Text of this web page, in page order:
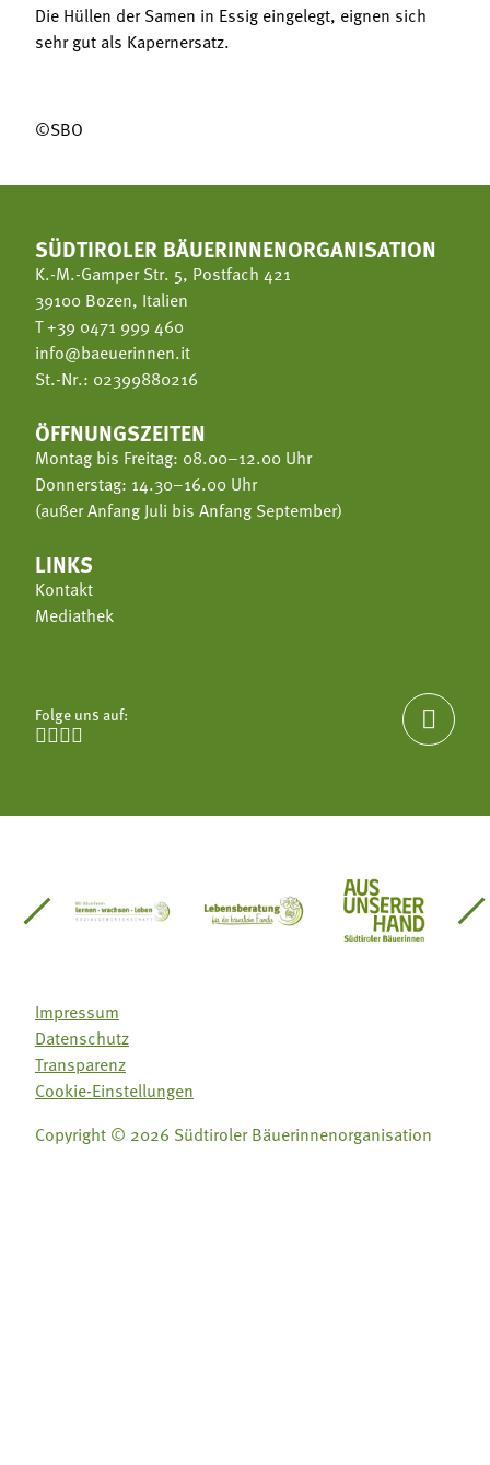
Die Hüllen der Samen in Essig eingelegt, eignen sich
sehr gut als Kapernersatz.
©SBO
SÜDTIROLER BÄUERINNENORGANISATION
K.-M.-Gamper Str. 5, Postfach 421
39100 Bozen, Italien
T+39 0471 999 460
info@baeuerinnen.it
St.-Nr.: 02399880216
ÖFFNUNGSZEITEN
Montag bis Freitag: 08.00–12.00 Uhr
Donnerstag: 14.30–16.00 Uhr
(außer Anfang Juli bis Anfang September)
LINKS
Kontakt
Mediathek
Folge uns auf:


Südtirol
Gärtnervereinigung
Sozialgenossenschaft Mit Bäuerinnen lernen -
Lebensberatung für dieAus unserer
Impressum
Datenschutz
Transparenz
Cookie-Einstellungen
Copyright © 2026 Südtiroler Bäuerinnenorganisation